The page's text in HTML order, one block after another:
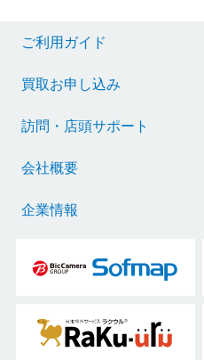
ご利用ガイド
買取お申し込み
訪問・店頭サポート
会社概要
企業情報